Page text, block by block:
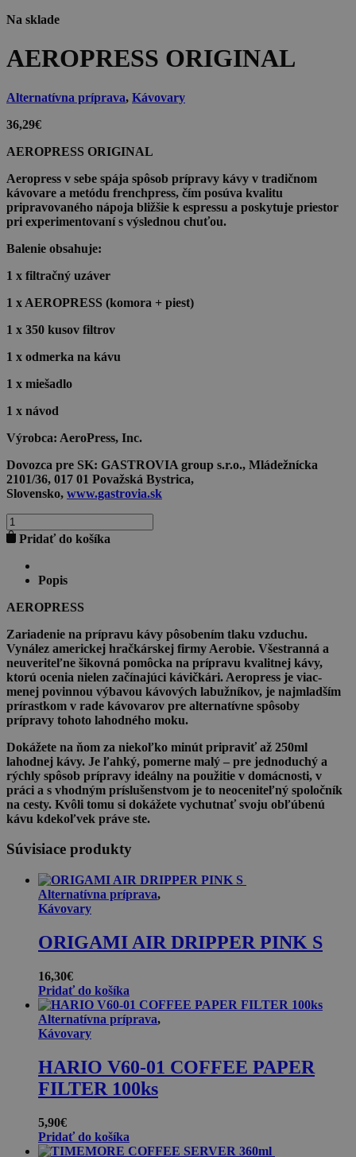
Na sklade
AEROPRESS ORIGINAL
Alternatívna príprava, Kávovary
36,29€
AEROPRESS ORIGINAL
Aeropress v sebe spája spôsob prípravy kávy v tradičnom
kávovare a metódu frenchpress, čím posúva kvalitu
pripravovaného nápoja bližšie k espressu a poskytuje priestor
pri experimentovaní s výslednou chuťou.
Balenie obsahuje:
1 x filtračný uzáver
1 x AEROPRESS (komora + piest)
1 x 350 kusov filtrov
1 x odmerka na kávu
1 x miešadlo
1 x návod
Výrobca: AeroPress, Inc.
Dovozca pre SK: GASTROVIA group s.r.o., Mládežnícka
2101/36, 017 01 Považská Bystrica,
Slovensko, www.gastrovia.sk
množstvo
AEROPRESS
Pridať do košíka
Popis
AEROPRESS
Zariadenie na prípravu kávy pôsobením tlaku vzduchu.
Vynález americkej hračkárskej firmy Aerobie. Všestranná a
neuveriteľne šikovná pomôcka na prípravu kvalitnej kávy,
ktorú ocenia nielen začínajúci kávičkári. Aeropress je viac-
menej povinnou výbavou kávových labužníkov, je najmladším
prírastkom v rade kávovarov pre alternatívne spôsoby
prípravy tohoto lahodného moku.
Dokážete na ňom za niekoľko minút pripraviť až 250ml
lahodnej kávy. Je ľahký, pomerne malý – pre jednoduchý a
rýchly spôsob prípravy ideálny na použitie v domácnosti, v
práci a s vhodným príslušenstvom je to neoceniteľný spoločník
na cesty. Kvôli tomu si dokážete vychutnať svoju obľúbenú
kávu kdekoľvek práve ste.
Súvisiace produkty
Alternatívna príprava,
Kávovary
ORIGAMI AIR DRIPPER PINK S
16,30€
Pridať do košíka
Alternatívna príprava,
Kávovary
HARIO V60-01 COFFEE PAPER
FILTER 100ks
5,90€
Pridať do košíka